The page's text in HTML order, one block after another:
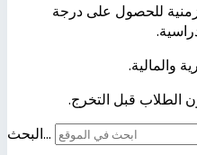
للحصول على درجة
البحث...